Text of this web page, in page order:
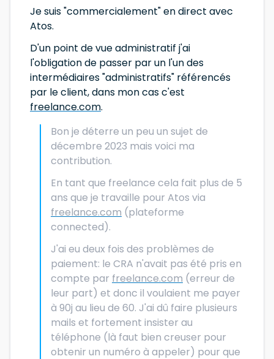
Je suis "commercialement" en direct avec
Atos.
D'un point de vue administratif j'ai
l'obligation de passer par un l'un des
intermédiaires "administratifs" référencés
par le client, dans mon cas c'est
freelance.com.
Bon je déterre un peu un sujet de
décembre 2023 mais voici ma
contribution.
En tant que freelance cela fait plus de 5
ans que je travaille pour Atos via
freelance.com (plateforme
connected).
J'ai eu deux fois des problèmes de
paiement: le CRA n'avait pas été pris en
compte par freelance.com (erreur de
leur part) et donc il voulaient me payer
à 90j au lieu de 60. J'ai dû faire plusieurs
mails et fortement insister au
téléphone (là faut bien creuser pour
obtenir un numéro à appeler) pour que